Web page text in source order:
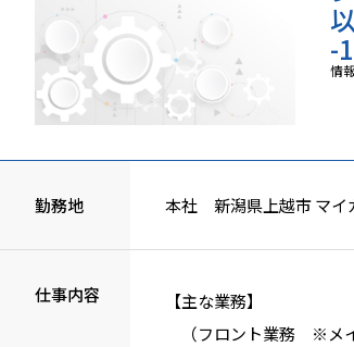
-
情
勤務地 本社 新潟県上越市 マ
仕事内容
【主な業務】
（フロント業務 ※メイ